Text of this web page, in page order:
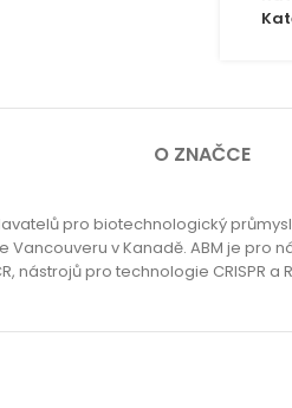
O ZNAČCE
pro biotechnologický
v Kanadě. ABM je
nástrojů pro technologie CRISPR